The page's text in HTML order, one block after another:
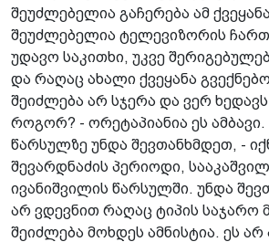
შეუძლებელია გაჩერება ამ
შეუძლებელია ტელევიზორის
უდავო საკითხი, უკვე
და რაღაც ახალი ქვეყანა
შეიძლება არ სჯერა და ვერ
როგორ? - ორეტაპიანია ეს
წარსულზე უნდა შევთანხმდეთ, -
შევარდნაძის პერიოდი,
ივანიშვილის წარსულში. უნდა
არ ვდევნით რაღაც ტიპის საჯარო
შეიძლება მოხდეს ამნისტია. ეს არ